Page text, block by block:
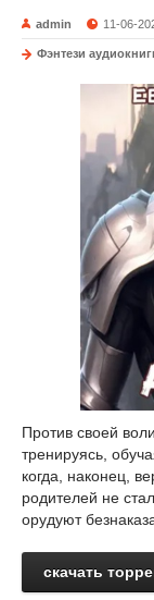
admin 11-06-
Фэнтези
Против своей
тренируясь,
когда, наконец,
родителей не
орудуют
скачать